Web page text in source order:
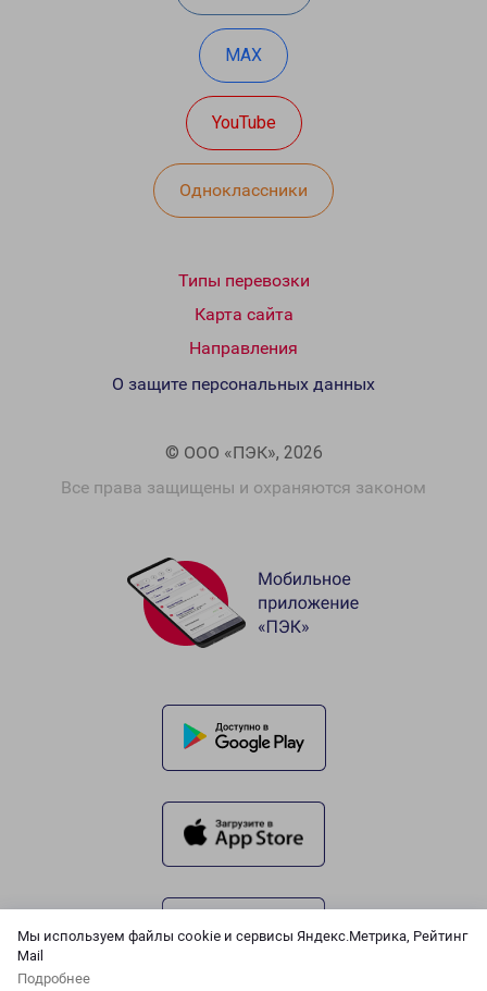
Мы используем файлы cookie и сервисы Яндекс.Метрика, Рейтинг
Mail
Подробнее
MAX
YouTube
Одноклассники
Типы перевозки
Карта сайта
Направления
© ООО «ПЭК», 2026
Все права защищены и охраняются законом
О защите персональных данных